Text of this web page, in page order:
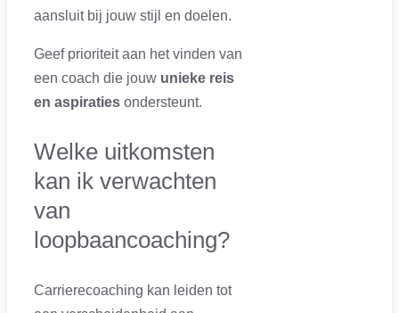
aansluit bij jouw stijl en doelen.
Geef prioriteit aan het vinden van
een coach die jouw unieke reis
en aspiraties ondersteunt.
Welke uitkomsten
kan ik verwachten
van
loopbaancoaching?
Carrierecoaching kan leiden tot